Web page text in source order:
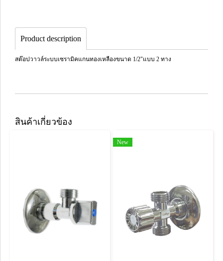
Product description
สต๊อปวาวล์ระบบเซรามิคแกนทองเหลืองขนาด 1/2"แบบ 2 ทาง
สินค้าเกี่ยวข้อง
New